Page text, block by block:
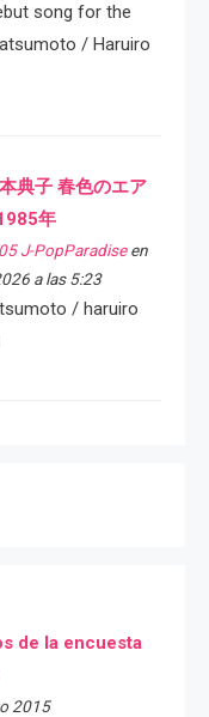
song for the
/ Haruiro
本典子 春色のエア
年
J-PopParadiseen
a las 5:23
/ haruiro
de la encuesta
2015